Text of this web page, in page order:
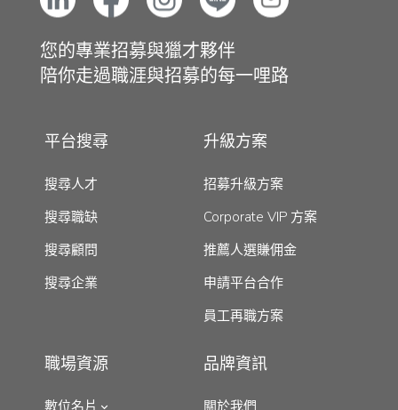
您的專業招募與獵才夥伴
陪你走過職涯與招募的每一哩路
平台搜尋
搜尋人才
搜尋職缺
搜尋顧問
搜尋企業
升級方案
招募升級方案
Corporate VIP 方案
推薦人選賺佣金
申請平台合作
員工再職方案
職場資源
數位名片
品牌資訊
關於我們